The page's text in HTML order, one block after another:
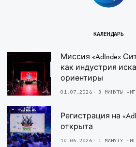
КАЛЕНДАРЬ
Миссия «AdIndex
как индустрия
ориентиры
01.07.2026 3 МИНУТЫ
Регистрация на
открыта
10.06.2026 1 МИНУТУ